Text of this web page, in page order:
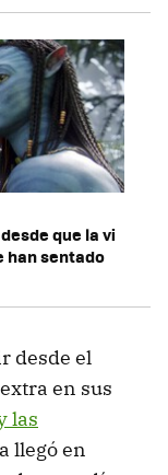
que la vi
han sentado
desde el
en sus
las
llegó en